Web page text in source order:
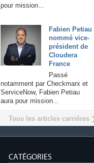
pour mission...
Fabien Petiau
nommé vice-
président de
Cloudera
France
Passé
notamment par Checkmarx et
ServiceNow, Fabien Petiau
aura pour mission...
Tous les articles carrières
CATÉGORIES